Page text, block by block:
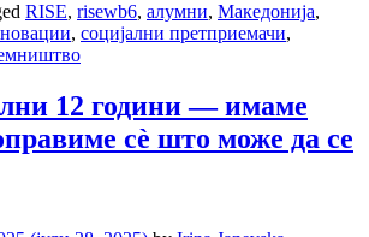
RISE, risewb6, алумни, Македонија,
, социјални претприемачи,
12 години — имаме
сè што може да се